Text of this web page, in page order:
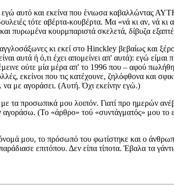
αυτό και εκείνα που ένιωσα καβαλλώντας
τότε αβέρτα-κουβέρτα. Μα «νά κι αν, νά
και πυρωμένα κουρμπαριστά σκελετά, δίβυζα
κι εκεί στο Hinckley βεβαίως και
αυτά ή ό,τι έχει απομείνει απ' αυτά): εγώ
ούτε μία μέρα απ' το 1996 που – αφού
εκείνοι που τις κατέχουνε, ζηλόφθονα και
να με αγοράσει. (Αυτή. Όχι εκείνην εγώ.)
τα προσωπικά μου λοιπόν. Γιατί προ ημερών
(Το «άρθρο» τού «συντάγματός» μου το
μου, το πρόσωπό του φωτίστηκε και ο
επιτόπου. Δεν είπα τίποτα. Έβαλα τα